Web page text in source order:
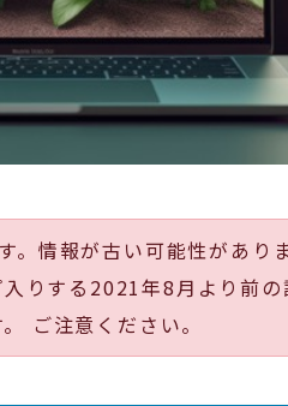
。情報が古い可能性があり
りする2021年8月より前の
ご注意ください。